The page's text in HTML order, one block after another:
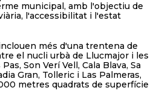
municipal, amb l'objectiu de
l'accessibilitat i l'estat
més d'una trentena de
el nucli urbà de Llucmajor i les
Son Verí Vell, Cala Blava, Sa
Gran, Tolleric i Las Palmeras,
metres quadrats de superfície